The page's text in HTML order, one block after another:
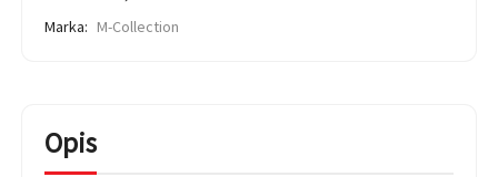
Marka: M-Collection
Opis